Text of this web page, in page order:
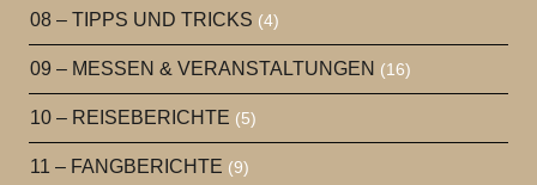
08 – TIPPS UND TRICKS (4)
09 – MESSEN & VERANSTALTUNGEN (16)
10 – REISEBERICHTE (5)
11 – FANGBERICHTE (9)